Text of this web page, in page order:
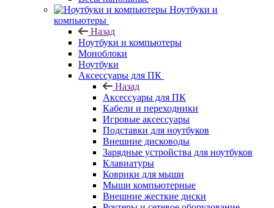
Ноутбуки и
компьютеры
Назад
Ноутбуки и компьютеры
Моноблоки
Ноутбуки
Аксессуары для ПК
Назад
Аксессуары для ПК
Кабели и переходники
Игровые аксессуары
Подставки для ноутбуков
Внешние дисководы
Зарядные устройства для ноутбуков
Клавиатуры
Коврики для мыши
Мыши компьютерные
Внешние жесткие диски